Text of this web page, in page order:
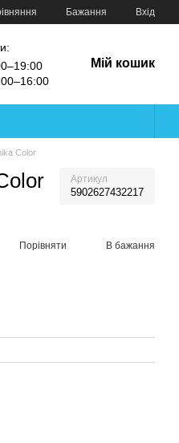
Бажання Вхід
Мій кошик
Color
Артикул
5902627432217
Порівняти В бажання